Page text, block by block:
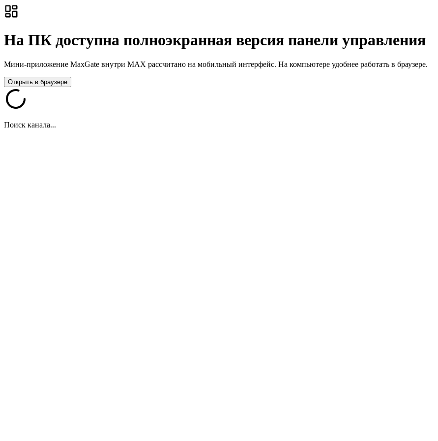
На ПК доступна полноэкранная версия панели управления
Мини-приложение MaxGate внутри MAX рассчитано на мобильный интерфейс. На компьютере удобнее работать в браузере.
Открыть в браузере
Поиск канала...